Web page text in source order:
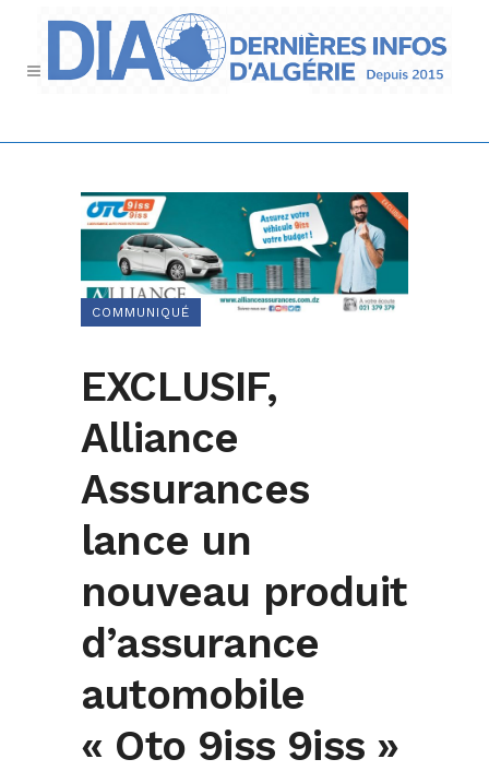
COMMUNIQUÉ
EXCLUSIF,
Alliance
Assurances
lance un
nouveau produit
d’assurance
automobile
« Oto 9iss 9iss »